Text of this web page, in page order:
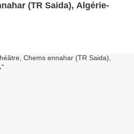
(TR Saida), Algérie-